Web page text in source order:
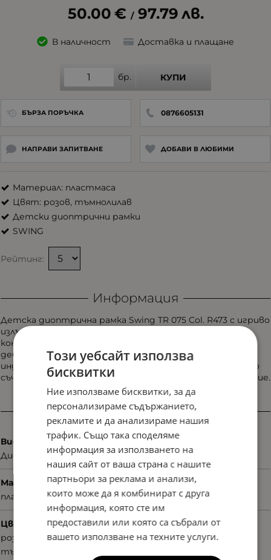
50.00 € / 97.79 лв.
В наличност Доставка и плащане
бр. КУПИ
БЪРЗА ПОРЪЧКА 0876605131
НАПРАВИ ЗАПИТВАНЕ ДОБАВИ В ЛЮБИМИ
Материал: пластмаса
Цвят: розов, тъмнолилав
Детски диоптрични рамки
SWING
Рейтинг:
Информация
Детска диоптрична рамка Swing TR 075 Col. R473 с игриво
излъчване и свеж характер. Леката и удобна
конструкция е създадена за активното ежедневие на
децата, а модерният дизайн добавя настроение и
индивидуалност към всяка детска визия. Модел, който
съчетава комфорт, практичност и цветно присъствие.
Характеристики
Вид
Диоптрични
Материал
пластмаса
Цвят
розов
тъмнолилав
Този уебсайт използва
бисквитки
Ние използваме бисквитки, за да
персонализираме съдържанието,
рекламите и да анализираме нашия
трафик. Също така споделяме
информация за използването на
нашия сайт от ваша страна с нашите
партньори за реклама и анализи,
които може да я комбинират с друга
информация, която сте им
предоставили или която са събрали от
вашето използване на техните услуги.